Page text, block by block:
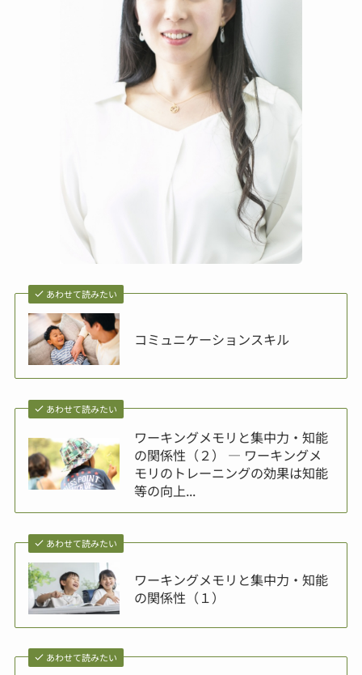
あわせて読みたい
コミュニケーションスキル
あわせて読みたい
ワーキングメモリと集中力・知能
の関係性（２） ― ワーキングメ
モリのトレーニングの効果は知能
等の向上...
あわせて読みたい
ワーキングメモリと集中力・知能
の関係性（１）
あわせて読みたい